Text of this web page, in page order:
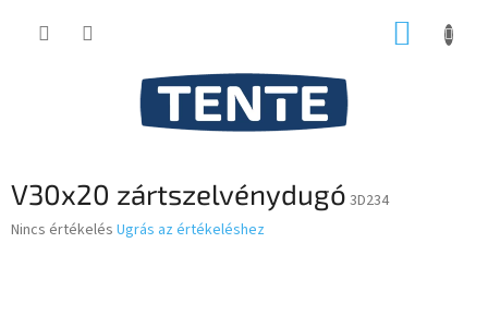
KOSÁR
V30x20 zártszelvénydugó 3D234
A
Nincs értékelés Ugrás az értékeléshez